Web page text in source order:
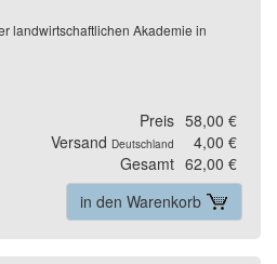
landwirtschaftlichen Akademie in
Preis 58,00 €
Versand Deutschland
4,00 €
Gesamt 62,00 €
in den Warenkorb